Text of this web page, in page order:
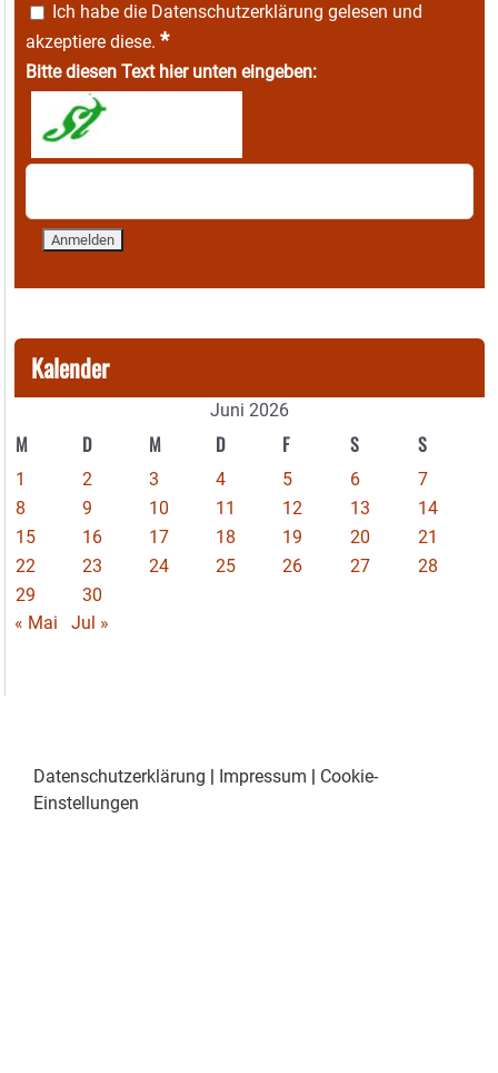
Ich habe die Datenschutzerklärung gelesen und
akzeptiere diese. *
Bitte diesen Text hier unten eingeben:
Kalender
Juni 2026
M D M D F S S
1 2 3 4 5 6
7
8
9 10 11 12 13
14
15
16 17 18 19 20
21
22
23 24 25 26 27
28
29
30
« Mai
Jul »
Datenschutzerklärung Impressum
Cookie-
Einstellungen